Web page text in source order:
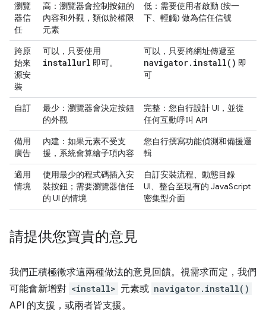
瀏覽
器信
任
高：瀏覽器會控制按鈕的
內容和外觀，類似於權限
元素
低：需要使用者啟動 (按一
下、輕觸) 做為信任信號
跨原
始來
源安
裝
可以，只要使用
installurl 即可。
可以，只要將網址傳遞至
navigator. install( ) 即
可
自訂
最少：瀏覽器會決定按鈕
的外觀
完整：您自行設計 UI，並從
任何互動呼叫 API
備用
廣告
內建：如果元素不受支
援，系統會算繪子項內容
您自行撰寫功能偵測和備援邏
輯
適用
情境
使用最少的程式碼插入安
裝按鈕；需要瀏覽器信任
的 UI 的情境
自訂安裝流程、動態目錄
UI、整合至現有的 JavaScript
密集型介面
請提供您寶貴的意見
我們正積極徵求這兩種做法的意見回饋。視需求而定，我們
可能會新增對 <install> 元素或 navigator.install()
API 的支援，或兩者皆支援。